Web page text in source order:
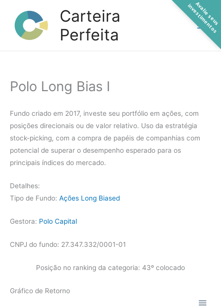
conteúdo
Carteira
Perfeita
Polo Long Bias I
Fundo criado em 2017, investe seu portfólio em ações, com
posições direcionais ou de valor relativo. Uso da estratégia
stock-picking, com a compra de papéis de companhias com
potencial de superar o desempenho esperado para os
principais índices do mercado.
Detalhes:
Tipo de Fundo: Ações Long Biased
Gestora: Polo Capital
CNPJ do fundo: 27.347.332/0001-01
Posição no ranking da categoria: 43º colocado
Gráfico de Retorno
A
v
a
l
i
e
s
e
u
s
i
n
v
e
s
t
i
m
e
n
t
o
s